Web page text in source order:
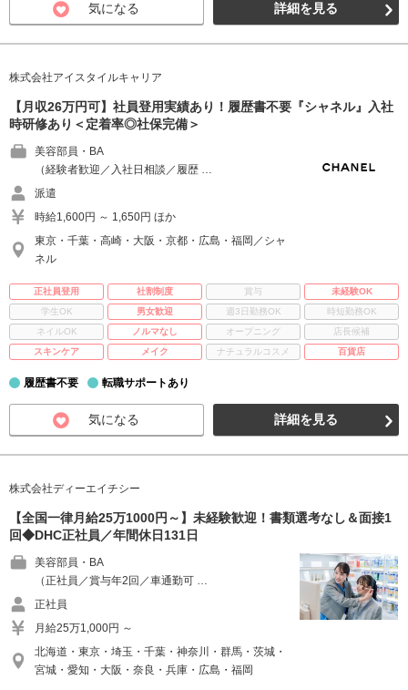
気になる 詳細を見る
株式会社アイスタイルキャリア
【月収26万円可】社員登用実績あり！履歴書不要『シャネル』入社
時研修あり＜定着率◎社保完備＞
美容部員・BA
（経験者歓迎／入社日相談／履歴 …
派遣
時給1,600円 ～ 1,650円 ほか
東京・千葉・高崎・大阪・京都・広島・福岡／シャ
ネル
正社員登用 社割制度 賞与
未経験OK
学生OK
男女歓迎 週3日勤務OK
時短勤務OK
ネイルOK
ノルマなし オープニング
店長候補
スキンケア
メイク ナチュラルコスメ 百貨店
履歴書不要 転職サポートあり
気になる 詳細を見る
株式会社ディーエイチシー
【全国一律月給25万1000円～】未経験歓迎！書類選考なし＆面接1
回◆DHC正社員／年間休日131日
美容部員・BA
（正社員／賞与年2回／車通勤可 …
正社員
月給25万1,000円 ～
北海道・東京・埼玉・千葉・神奈川・群馬・茨城・
宮城・愛知・大阪・奈良・兵庫・広島・福岡